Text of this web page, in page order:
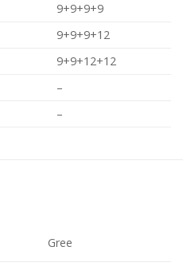
9+9+9+9
9+9+9+12
9+9+12+12
–
–
Gree